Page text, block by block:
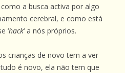
a busca activa por algo
cerebral, e como está
‘hack‘ a nós próprios.
crianças de novo tem a ver
é novo, ela não tem que